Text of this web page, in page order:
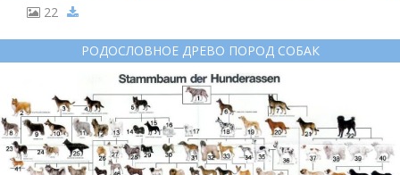
22
РОДОСЛОВНОЕ ДРЕВО ПОРОД СОБАК